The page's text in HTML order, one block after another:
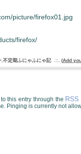
picture/firefox01.jpg
firefox/
不定期ふにゃふにゃ記.::. (Add
this entry through the RSS
Pinging is currently not